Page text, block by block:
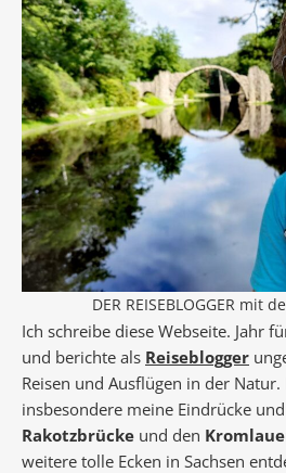
DER REISEBLOGGER mit
Ich schreibe diese Webseite. Jahr
und berichte als Reiseblogger
Reisen und Ausflügen in der
insbesondere meine Eindrücke
Rakotzbrücke und den
weitere tolle Ecken in Sachsen